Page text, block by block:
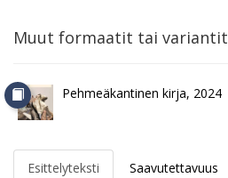
Muut formaatit tai variantit
Pehmeäkantinen kirja, 2024
Esittelyteksti Saavutettavuus